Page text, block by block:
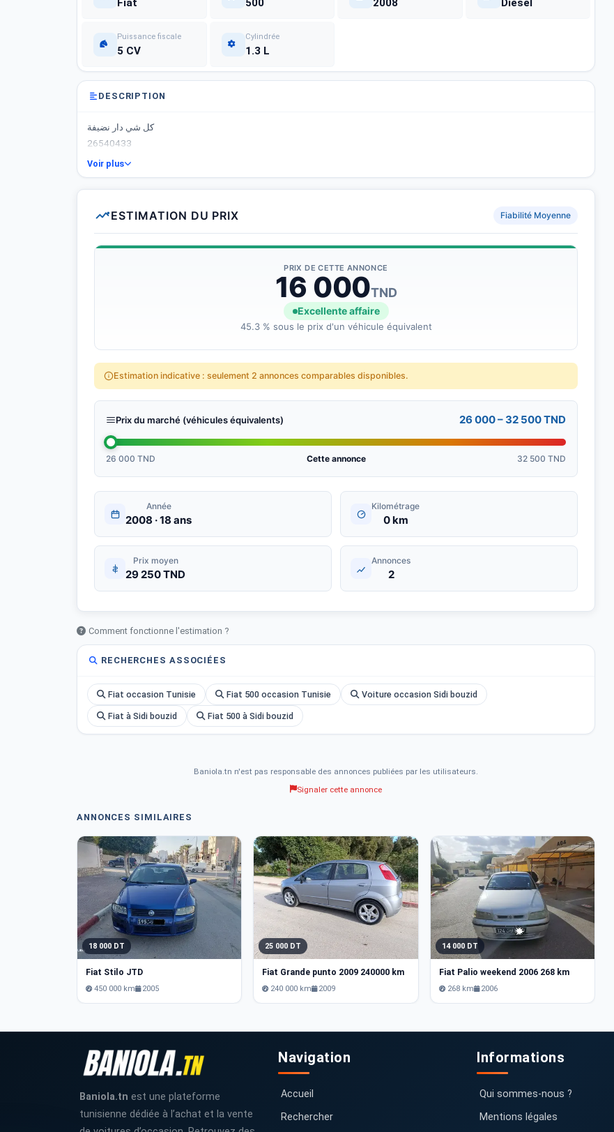
Fiat 500 2008 Diesel
Puissance fiscale
5 CV
Cylindrée
1.3 L
DESCRIPTION
كل شي دار نضيفة
26540433
Voir plus
ESTIMATION DU PRIX Fiabilité Moyenne
PRIX DE CETTE ANNONCE
16 000TND
Excellente affaire
45.3 % sous le prix d'un véhicule équivalent
Estimation indicative : seulement 2 annonces comparables disponibles.
Prix du marché (véhicules équivalents) 26 000 – 32 500 TND
26 000 TND Cette annonce 32 500 TND
Année
2008 · 18 ans
Kilométrage
0 km
Prix moyen
29 250 TND
Annonces
2
Comment fonctionne l'estimation ?
RECHERCHES ASSOCIÉES
Fiat occasion Tunisie Fiat 500 occasion Tunisie Voiture occasion Sidi bouzid
Fiat à Sidi bouzid Fiat 500 à Sidi bouzid
Baniola.tn n'est pas responsable des annonces publiées par les utilisateurs.
Signaler cette annonce
ANNONCES SIMILAIRES
18 000 DT
Fiat Stilo JTD
450 000 km 2005
25 000 DT
Fiat Grande punto 2009 240000 km
240 000 km 2009
14 000 DT
Fiat Palio weekend 2006 268 km
268 km 2006
Baniola.tn est une plateforme
tunisienne dédiée à l’achat et la vente
Navigation
Accueil
Rechercher
Informations
Qui sommes-nous ?
Mentions légales